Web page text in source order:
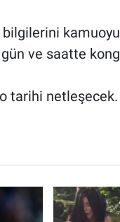
ve saatte
tarihi netleşecek.